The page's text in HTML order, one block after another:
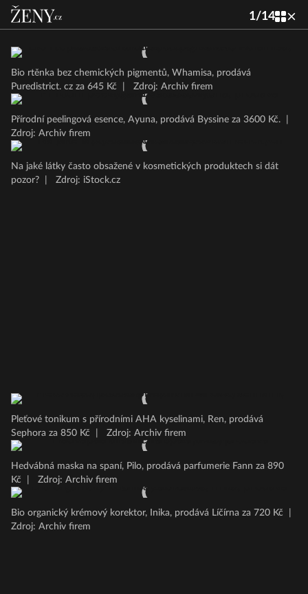
1/14
Bio rtěnka bez chemických pigmentů, Whamisa, prodává
Puredistrict. cz za 645 Kč
Zdroj: Archiv firem
Přírodní peelingová esence, Ayuna, prodává Byssine za 3600 Kč.
Zdroj: Archiv firem
Na jaké látky často obsažené v kosmetických produktech si dát
pozor?
Zdroj: iStock.cz
Pleťové tonikum s přírodními AHA kyselinami, Ren, prodává
Sephora za 850 Kč
Zdroj: Archiv firem
Hedvábná maska na spaní, Pilo, prodává parfumerie Fann za 890
Kč
Zdroj: Archiv firem
Bio organický krémový korektor, Inika, prodává Líčírna za 720 Kč
Zdroj: Archiv firem